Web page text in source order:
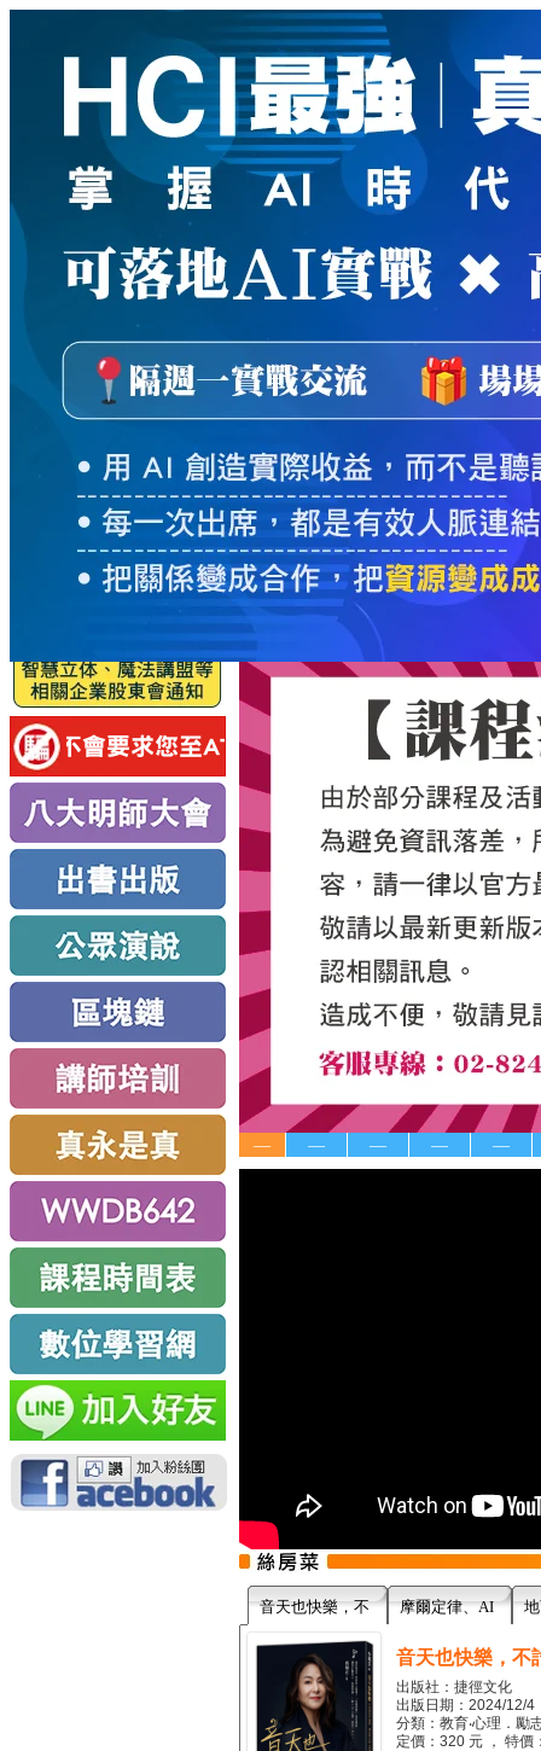
網
路
新
思
路
— — — — —
音天也快樂，不 摩爾定律、AI
音天也快樂，不
出版社：捷徑文化
出版日期：2024/12/4
分類：教育‧心理．勵
定價：320 元 ， 特價